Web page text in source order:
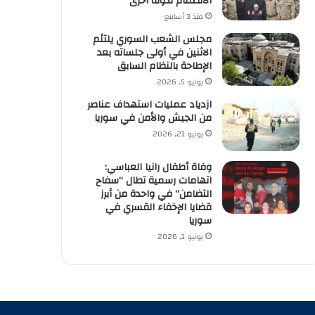
منذ 3 أسابيع
مجلس الشعب السوري يلتئم
الاثنين في أولى جلساته بعد
الإطاحة بالنظام السابق
يوليو 5, 2026
ازدياد عمليات استهداف عناصر
من الجيش والأمن في سوريا
يونيو 21, 2026
وفاة أطفال رانيا العباسي:
اتهامات رسمية تطال “سفاح
التضامن” في واحدة من أبرز
قضايا الإخفاء القسري في
سوريا
يونيو 1, 2026